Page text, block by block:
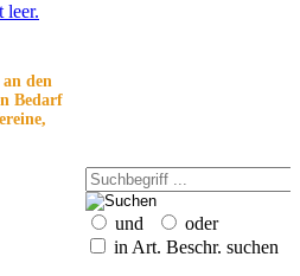
leer.
den
Bedarf
und
oder
in Art. Beschr. suchen